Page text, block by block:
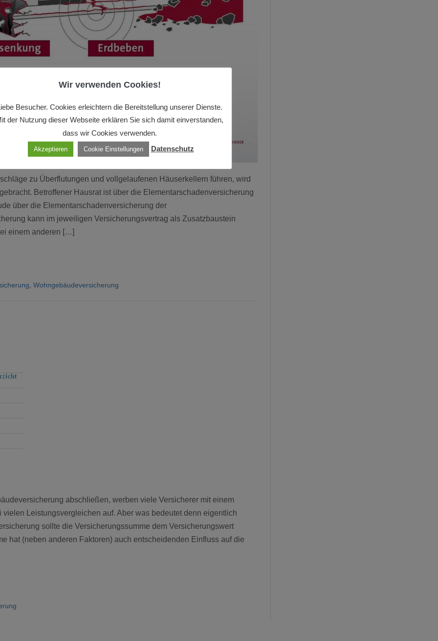
zu Überflutungen und vollgelaufenen Häuserkellern führen, wird
Betroffener Hausrat ist über die Elementarschadenversicherung
über die Elementarschadenversicherung der
kann im jeweiligen Versicherungsvertrag als Zusatzbaustein
einem anderen […]
, Wohngebäudeversicherung
abschließen, werben viele Versicherer mit einem
Leistungsvergleichen auf. Aber was bedeutet denn eigentlich
sollte die Versicherungssumme dem Versicherungswert
hat (neben anderen Faktoren) auch entscheidenden Einfluss auf die
Wir verwenden Cookies!
Besucher. Cookies erleichtern die Bereitstellung unserer Dienste.
der Nutzung dieser Webseite erklären Sie sich damit einverstanden,
dass wir Cookies verwenden.
Akzeptieren Cookie Einstellungen Datenschutz